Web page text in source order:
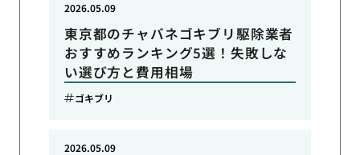
東京都のチャバネゴキブリ駆除業者
おすすめランキング5選！失敗しな
い選び方と費用相場
2026.05.09
ゴキブリ
2026.05.09